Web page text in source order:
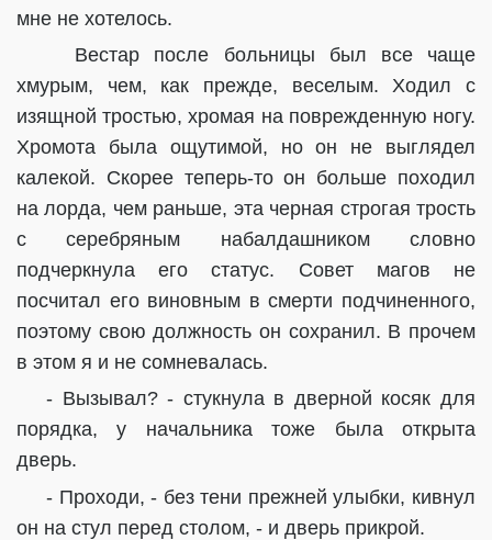
мне не хотелось.
Вестар после больницы был все чаще
хмурым, чем, как прежде, веселым. Ходил с
изящной тростью, хромая на поврежденную ногу.
Хромота была ощутимой, но он не выглядел
калекой. Скорее теперь-то он больше походил
на лорда, чем раньше, эта черная строгая трость
с серебряным набалдашником словно
подчеркнула его статус. Совет магов не
посчитал его виновным в смерти подчиненного,
поэтому свою должность он сохранил. В прочем
в этом я и не сомневалась.
- Вызывал? - стукнула в дверной косяк для
порядка, у начальника тоже была открыта
дверь.
- Проходи, - без тени прежней улыбки, кивнул
он на стул перед столом, - и дверь прикрой.